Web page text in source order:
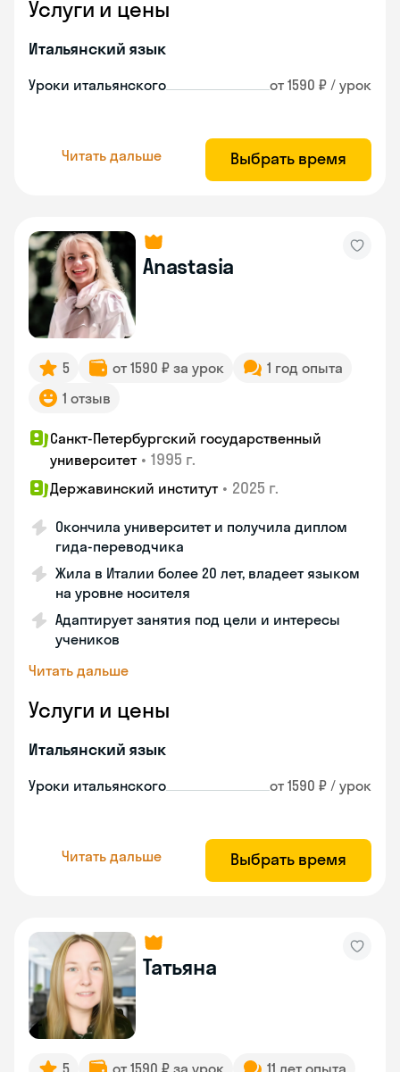
Услуги и цены
Итальянский язык
Уроки итальянского от 1590 ₽ / урок
Читать дальше Выбрать время
Anastasia
5 от 1590 ₽ за урок
1 год опыта
1 отзыв
Санкт-Петербургский государственный
университет • 1995 г.
Державинский институт • 2025 г.
Окончила университет и получила диплом
гида-переводчика
Жила в Италии более 20 лет, владеет языком
на уровне носителя
Адаптирует занятия под цели и интересы
учеников
Читать дальше
Услуги и цены
Итальянский язык
Уроки итальянского от 1590 ₽ / урок
Читать дальше Выбрать время
Татьяна
5 от 1590 ₽ за урок
11 лет опыта